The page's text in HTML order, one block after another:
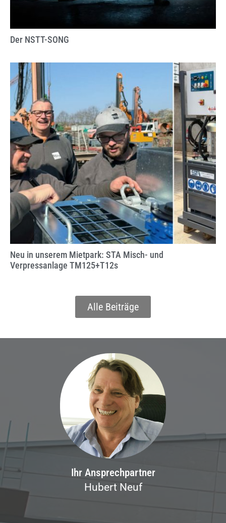
Der NSTT-SONG
Neu in unserem Mietpark: STA Misch- und
Verpressanlage TM125+T12s
Alle Beiträge
Ihr Ansprechpartner
Hubert Neuf